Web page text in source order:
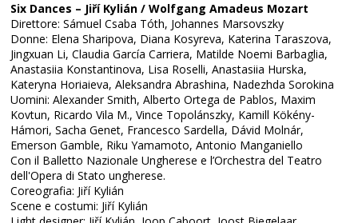
Six Dances – Jiří Kylián / Wolfgang Amadeus Mozart
Direttore: Sámuel Csaba Tóth, Johannes Marsovszky
Donne: Elena Sharipova, Diana Kosyreva, Katerina Taraszova,
Jingxuan Li, Claudia García Carriera, Matilde Noemi Barbaglia,
Anastasiia Konstantinova, Lisa Roselli, Anastasiia Hurska,
Kateryna Horiaieva, Aleksandra Abrashina, Nadezhda Sorokina
Uomini: Alexander Smith, Alberto Ortega de Pablos, Maxim
Kovtun, Ricardo Vila M., Vince Topolánszky, Kamill Kökény-
Hámori, Sacha Genet, Francesco Sardella, Dávid Molnár,
Emerson Gamble, Riku Yamamoto, Antonio Manganiello
Con il Balletto Nazionale Ungherese e l’Orchestra del Teatro
dell'Opera di Stato ungherese.
Coreografia: Jiří Kylián
Scene e costumi: Jiří Kylián